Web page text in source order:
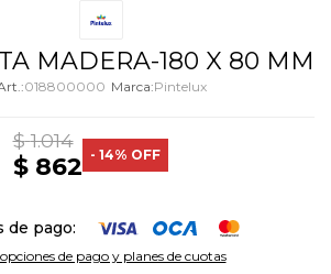
MADERA-180 X 80 MM
018800000 Pintelux
$ 862
$ 1.014
14
de pago:
de pago y planes de cuotas